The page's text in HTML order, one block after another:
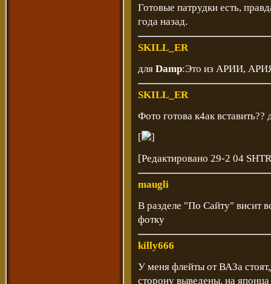
Готовые патрудки есть,
года назад.
SKILL_ER
для Damp:Это из АРИИ,
SKILL_ER
Фото готова к4ак вставить??
[
]
[Редактировано 29-2 04
maugli
В разделе "По Сайту" висит
фотку
killy666
У меня флейты от ВАЗа
сторону выведены, на японца